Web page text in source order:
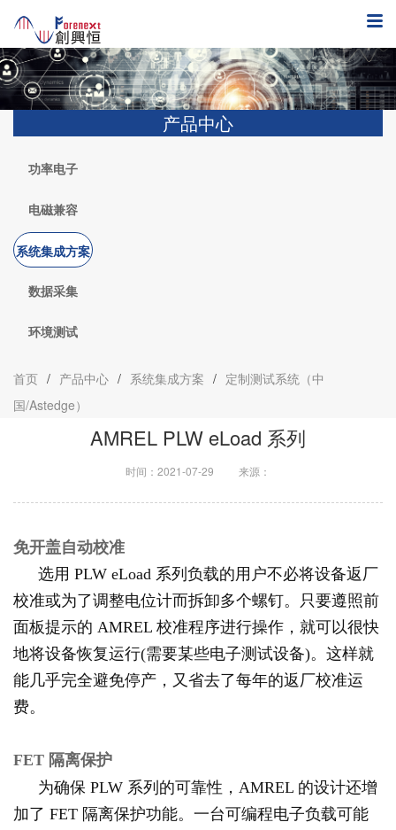
产品中心
功率电子
电磁兼容
系统集成方案
数据采集
环境测试
首页 / 产品中心 / 系统集成方案 / 定制测试系统（中
国/Astedge）
AMREL PLW eLoad 系列
时间：2021-07-29 来源：
免开盖自动校准
选用 PLW eLoad 系列负载的用户不必将设备返厂
校准或为了调整电位计而拆卸多个螺钉。只要遵照前
面板提示的 AMREL 校准程序进行操作，就可以很快
地将设备恢复运行(需要某些电子测试设备)。这样就
能几乎完全避免停产，又省去了每年的返厂校准运
费。
FET 隔离保护
为确保 PLW 系列的可靠性，AMREL 的设计还增
加了 FET 隔离保护功能。一台可编程电子负载可能